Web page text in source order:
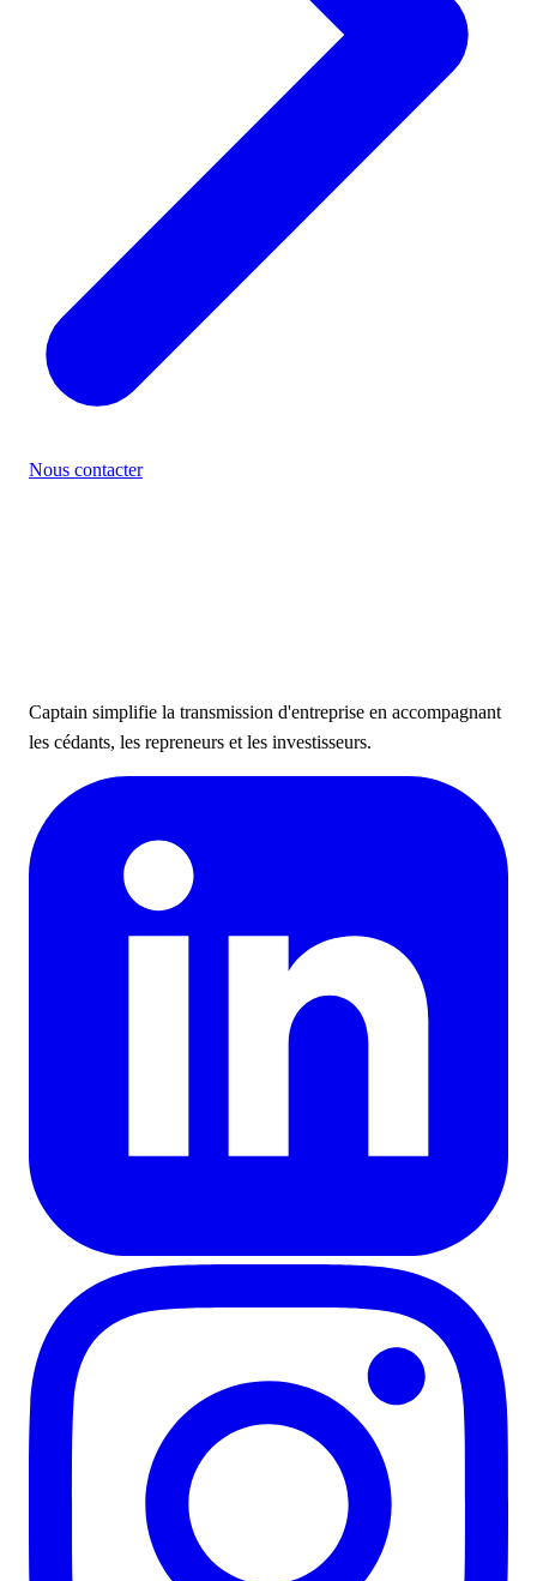
Nous contacter
Captain simplifie la transmission d'entreprise en accompagnant
les cédants, les repreneurs et les investisseurs.